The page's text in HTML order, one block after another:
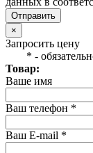
Отправить
×
Запросить цену
* -
Товар:
Ваше имя
Ваш телефон *
Ваш E-mail *